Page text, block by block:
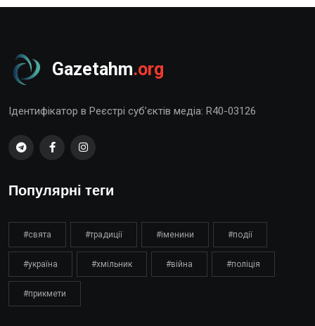
Gazetahm.org
Ідентифікатор в Реєстрі суб’єктів медіа: R40-03126
Популярні теги
#свята #традиції #іменини #події
#україна #хмільник #війна #поліція
#прикмети